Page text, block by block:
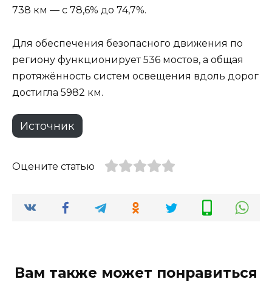
738 км — с 78,6% до 74,7%.
Для обеспечения безопасного движения по
региону функционирует 536 мостов, а общая
протяжённость систем освещения вдоль дорог
достигла 5982 км.
Источник
Оцените статью
Вам также может понравиться